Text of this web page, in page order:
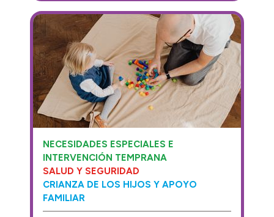
NECESIDADES ESPECIALES E
INTERVENCIÓN TEMPRANA
SALUD Y SEGURIDAD
CRIANZA DE LOS HIJOS Y APOYO
FAMILIAR